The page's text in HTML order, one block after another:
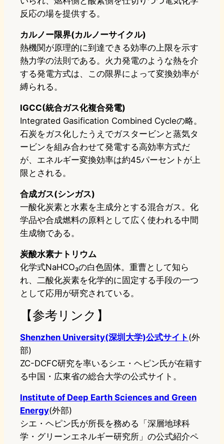
反応の場を提供する。
カルノー限界(カルノーサイクル)
熱機関が原理的に到達できる効率の上限を示す
熱力学の法則である。火力発電のような熱を介
する発電方式は、この限界によって変換効率が
縛られる。
IGCC(統合ガス化複合発電)
Integrated Gasification Combined Cycleの略。
石炭をガス化したうえでガスタービンと蒸気タ
ービンを組み合わせて発電する高効率方式だ
が、エネルギー変換効率は約45パーセントが上
限とされる。
合成ガス(シンガス)
一酸化炭素と水素を主成分とする混合ガス。化
学品や合成燃料の原料として広く使われる中間
生成物である。
炭酸水素ナトリウム
化学式NaHCO₃の白色固体。重曹として知ら
れ、二酸化炭素を化学的に固定する手段の一つ
として応用が研究されている。
【参考リンク】
Shenzhen University(深圳大学)公式サイト (外
部)
ZC-DCFC研究を率いるシエ・ヘピン氏が在籍す
る中国・広東省の総合大学の公式サイト。
Institute of Deep Earth Sciences and Green
Energy(外部)
シエ・ヘピン氏が所長を務める「深層地球科
学・グリーンエネルギー研究所」の公式紹介ペ